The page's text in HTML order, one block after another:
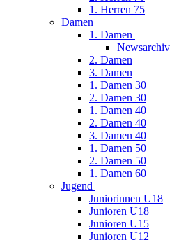
1. Herren 75
Damen
1. Damen
Newsarchiv
2. Damen
3. Damen
1. Damen 30
2. Damen 30
1. Damen 40
2. Damen 40
3. Damen 40
1. Damen 50
2. Damen 50
1. Damen 60
Jugend
Juniorinnen U18
Junioren U18
Junioren U15
Junioren U12